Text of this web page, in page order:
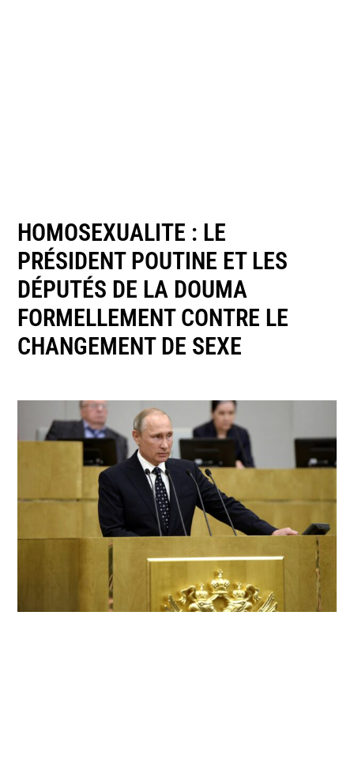
HOMOSEXUALITE : LE
PRÉSIDENT POUTINE ET LES
DÉPUTÉS DE LA DOUMA
FORMELLEMENT CONTRE LE
CHANGEMENT DE SEXE